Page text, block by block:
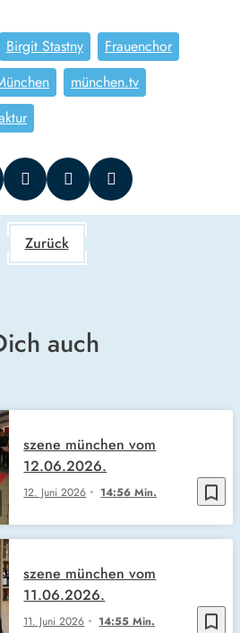
Birgit Stastny
Frauenchor
münchen.tv
Zurück
auch
bookmark_border
12. Juni 2026 14:56 Min.
szene münchen vom
12.06.2026.
bookmark_border
11. Juni 2026 14:55 Min.
szene münchen vom
11.06.2026.